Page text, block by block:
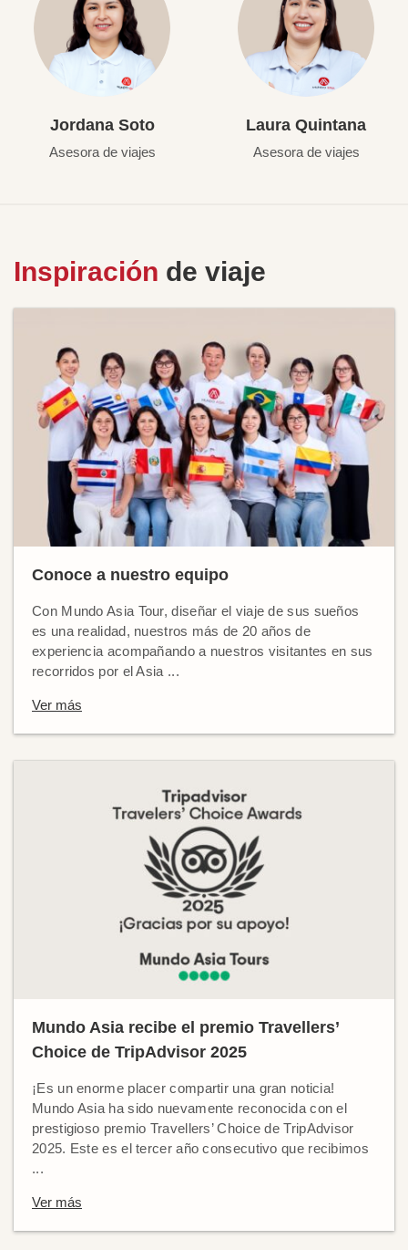
Jordana Soto
Asesora de viajes
Laura Quintana
Asesora de viajes
Inspiración de viaje
Conoce a nuestro equipo
Con Mundo Asia Tour, diseñar el viaje de sus sueños
es una realidad, nuestros más de 20 años de
experiencia acompañando a nuestros visitantes en sus
recorridos por el Asia ...
Ver más
Mundo Asia recibe el premio Travellers’
Choice de TripAdvisor 2025
¡Es un enorme placer compartir una gran noticia!
Mundo Asia ha sido nuevamente reconocida con el
prestigioso premio Travellers’ Choice de TripAdvisor
2025. Este es el tercer año consecutivo que recibimos
...
Ver más